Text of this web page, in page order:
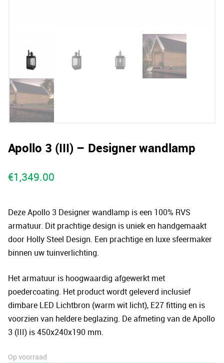
Apollo 3 (III) – Designer wandlamp
€1,349.00
Deze Apollo 3 Designer wandlamp is een 100% RVS
armatuur. Dit prachtige design is uniek en handgemaakt
door Holly Steel Design. Een prachtige en luxe sfeermaker
binnen uw tuinverlichting.
Het armatuur is hoogwaardig afgewerkt met
poedercoating. Het product wordt geleverd inclusief
dimbare LED Lichtbron (warm wit licht), E27 fitting en is
voorzien van heldere beglazing. De afmeting van de Apollo
3 (III) is 450x240x190 mm.
Op voorraad